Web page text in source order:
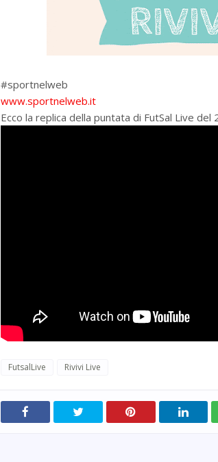
#sportnelweb
www.sportnelweb.it
Ecco la replica della puntata di FutSal Live
FutsalLive Rivivi Live